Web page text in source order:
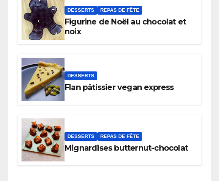
DESSERTS REPAS DE FÊTE
Figurine de Noël au chocolat et
noix
DESSERTS
Flan pâtissier vegan express
DESSERTS REPAS DE FÊTE
Mignardises butternut-chocolat